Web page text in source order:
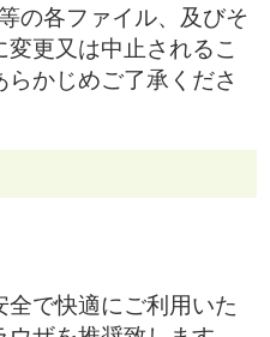
の各ファイル、及びそ
更又は中止されるこ
かじめご了承くださ
で快適にご利用いた